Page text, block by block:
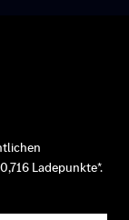
Ladepunkte*.